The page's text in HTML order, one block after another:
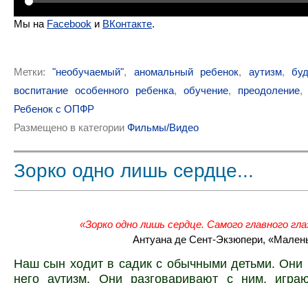
Мы на Facebook и ВКонтакте.
Метки:"необучаемый", аномальный ребенок, аутизм,
воспитание особенного ребенка, обучение, преодоление
Ребенок с ОПФР
Размещено в категории Фильмы/Видео
Зорко одно лишь сердце...
«Зорко одно лишь сердце. Самого главного
Антуана де Сент-Экзюпери,
Наш сын ходит в садик с обычными детьми. Они
него аутизм. Они разговаривают с ним,